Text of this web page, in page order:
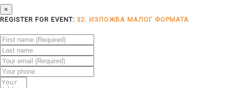
×
REGISTER FOR EVENT: 32. ИЗЛОЖБА МАЛОГ ФОРМАТА